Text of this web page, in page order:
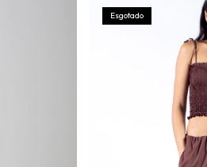
Esgotado